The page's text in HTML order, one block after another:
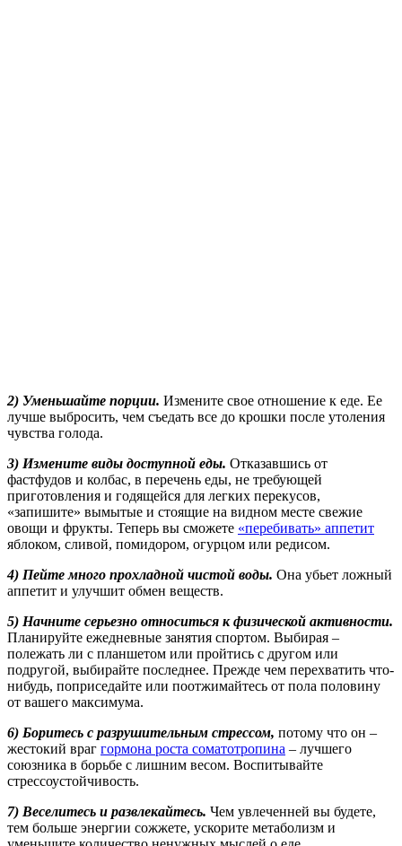
2) Уменьшайте порции. Измените свое отношение к еде. Ее
лучше выбросить, чем съедать все до крошки после утоления
чувства голода.
3) Измените виды доступной еды. Отказавшись от
фастфудов и колбас, в перечень еды, не требующей
приготовления и годящейся для легких перекусов,
«запишите» вымытые и стоящие на видном месте свежие
овощи и фрукты. Теперь вы сможете «перебивать» аппетит
яблоком, сливой, помидором, огурцом или редисом.
4) Пейте много прохладной чистой воды. Она убьет ложный
аппетит и улучшит обмен веществ.
5) Начните серьезно относиться к физической активности.
Планируйте ежедневные занятия спортом. Выбирая –
полежать ли с планшетом или пройтись с другом или
подругой, выбирайте последнее. Прежде чем перехватить что-
нибудь, поприседайте или поотжимайтесь от пола половину
от вашего максимума.
6) Боритесь с разрушительным стрессом, потому что он –
жестокий враг гормона роста соматотропина – лучшего
союзника в борьбе с лишним весом. Воспитывайте
стрессоустойчивость.
7) Веселитесь и развлекайтесь. Чем увлеченней вы будете,
тем больше энергии сожжете, ускорите метаболизм и